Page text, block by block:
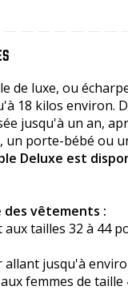
de luxe, ou
18 kilos environ.
jusqu'à un an,
un porte-bébé ou
Deluxe est
des vêtements :
tailles 32 à 44
jusqu'à
femmes de